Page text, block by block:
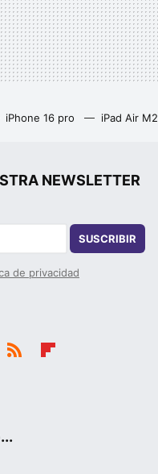
iPhone 16 pro iPad Air
NEWSLETTER
SUSCRIBIR
de privacidad